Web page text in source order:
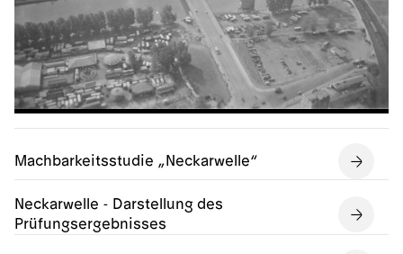
Machbarkeitsstudie „Neckarwelle“
Neckarwelle - Darstellung des
Prüfungsergebnisses